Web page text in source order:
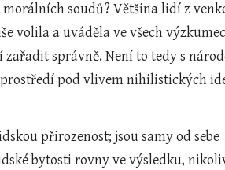
soudů? Většina lidí z
volila a uváděla ve všech
správně. Není to tedy s
prostředí pod vlivem nihilistických
přirozenost; jsou samy od sebe
bytosti rovny ve výsledku,